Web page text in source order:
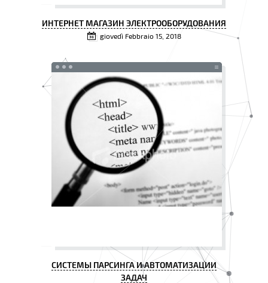
ИНТЕРНЕТ МАГАЗИН ЭЛЕКТРООБОРУДОВАНИЯ
giovedì Febbraio 15, 2018
СИСТЕМЫ ПАРСИНГА И АВТОМАТИЗАЦИИ
ЗАДАЧ